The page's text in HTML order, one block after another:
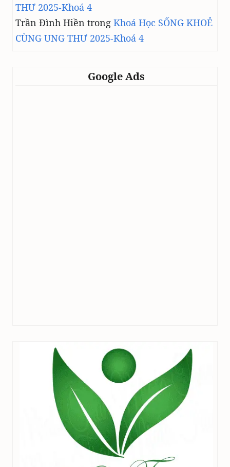
THƯ 2025-Khoá 4
Trần Đình Hiền trong Khoá Học SỐNG KHOẺ
CÙNG UNG THƯ 2025-Khoá 4
Google Ads